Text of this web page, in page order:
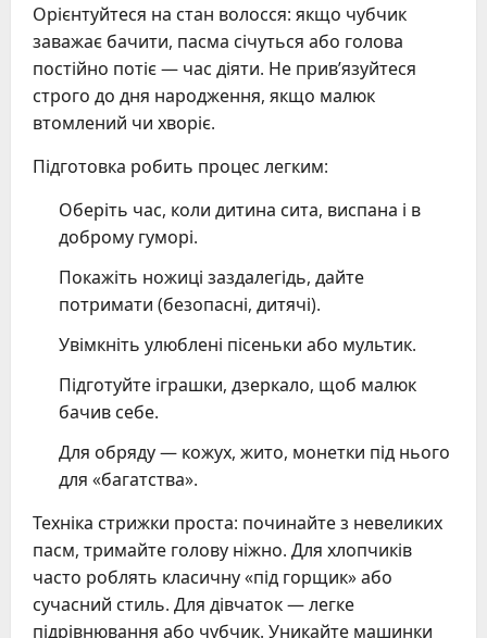
Орієнтуйтеся на стан волосся: якщо чубчик
заважає бачити, пасма січуться або голова
постійно потіє — час діяти. Не прив’язуйтеся
строго до дня народження, якщо малюк
втомлений чи хворіє.
Підготовка робить процес легким:
Оберіть час, коли дитина сита, виспана і в
доброму гуморі.
Покажіть ножиці заздалегідь, дайте
потримати (безопасні, дитячі).
Увімкніть улюблені пісеньки або мультик.
Підготуйте іграшки, дзеркало, щоб малюк
бачив себе.
Для обряду — кожух, жито, монетки під нього
для «багатства».
Техніка стрижки проста: починайте з невеликих
пасм, тримайте голову ніжно. Для хлопчиків
часто роблять класичну «під горщик» або
сучасний стиль. Для дівчаток — легке
підрівнювання або чубчик. Уникайте машинки